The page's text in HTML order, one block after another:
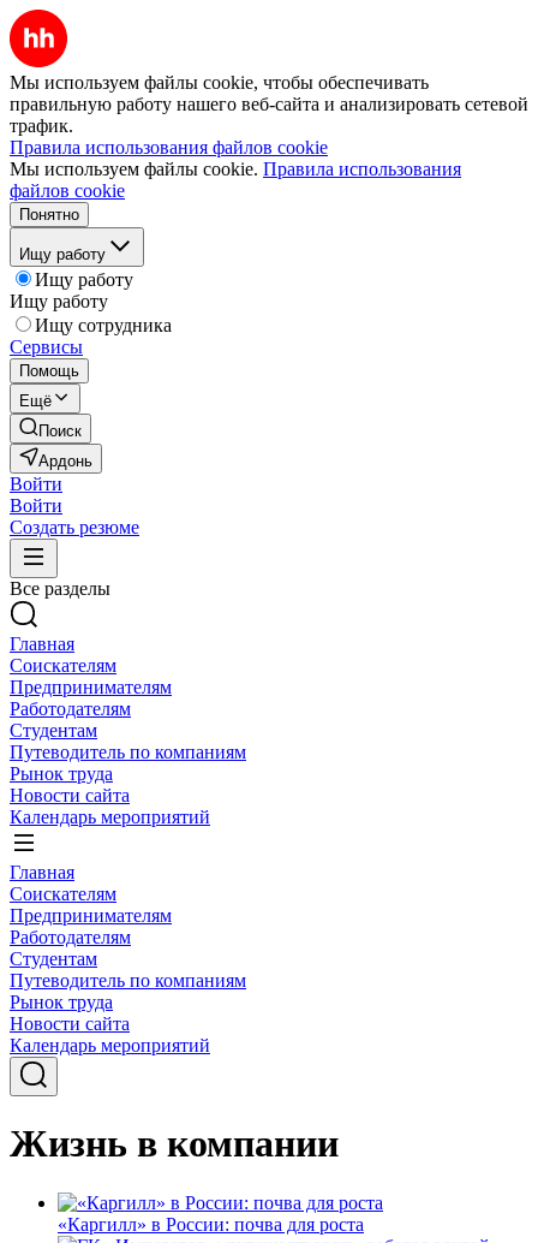
Мы используем файлы cookie, чтобы обеспечивать
правильную работу нашего веб-сайта и анализировать сетевой
трафик.
Правила использования файлов cookie
Мы используем файлы cookie. Правила использования
файлов cookie
Понятно
Ищу работу
Ищу работу
Ищу работу
Ищу сотрудника
Сервисы
Помощь
Ещё
Поиск
Ардонь
Войти
Войти
Создать резюме
Все разделы
Главная
Соискателям
Предпринимателям
Работодателям
Студентам
Путеводитель по компаниям
Рынок труда
Новости сайта
Календарь мероприятий
Главная
Соискателям
Предпринимателям
Работодателям
Студентам
Путеводитель по компаниям
Рынок труда
Новости сайта
Календарь мероприятий
Жизнь в компании
«Каргилл» в России: почва для роста